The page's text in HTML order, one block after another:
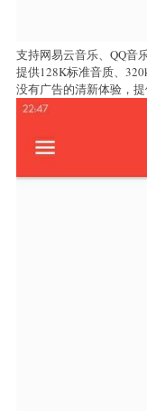
支持网易云音乐、QQ音
提供128K标准音质、
没有广告的清新体验，